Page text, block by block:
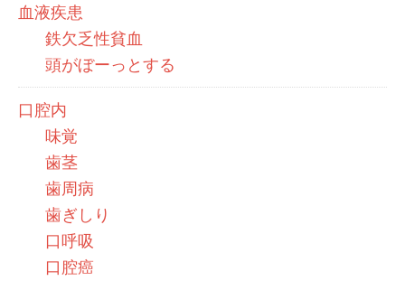
血液疾患
鉄欠乏性貧血
頭がぼーっとする
口腔内
味覚
歯茎
歯周病
歯ぎしり
口呼吸
口腔癌